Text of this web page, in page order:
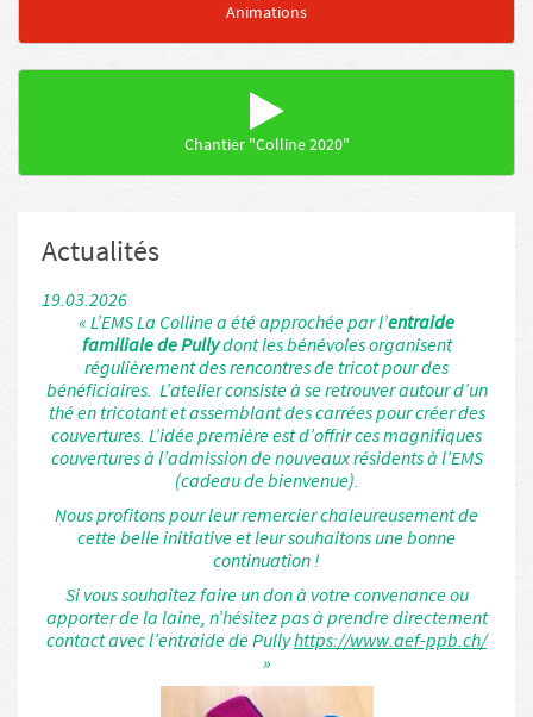
Animations
Chantier "Colline 2020"
Actualités
19.03.2026
« L’EMS La Colline a été approchée par l’entraide
familiale de Pullydont les bénévoles organisent
régulièrement des rencontres de tricot pour des
bénéficiaires. L’atelier consiste à se retrouver autour d’un
thé en tricotant et assemblant des carrées pour créer des
couvertures. L’idée première est d’offrir ces magnifiques
couvertures à l’admission de nouveaux résidents à l’EMS
(cadeau de bienvenue).
Nous profitons pour leur remercier chaleureusement de
cette belle initiative et leur souhaitons une bonne
continuation !
Si vous souhaitez faire un don à votre convenance ou
apporter de la laine, n’hésitez pas à prendre directement
contact avec l’entraide de Pullyhttps://www.aef-ppb.ch/
»
19.03.2026
Bénévoles ?
Rejoignez-nous !
En complément de l’accompagnement des résidents par
les professionnels, nous sommes à la recherche de
volontaires motivés pour donner du temps pour :
Des visites aux personnes souffrant de solitude.
L’aide et l’accompagnement dans les activités
d’animation et sorties.
Participer aux activités festives (préparation /
Pour tout renseignement : merci de vous adresser à la
réception de La Colline.
Flyer bénévole